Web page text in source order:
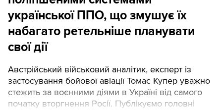
української ППО, що змушує їх
набагато ретельніше планувати
свої дії
Австрійський військовий аналітик, експерт із
застосування бойової авіації Томас Купер уважно
стежить за воєнними діями в Україні від самого
початку вторгнення Росії. Публікуємо головні